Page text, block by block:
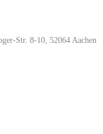
Str. 8-10, 52064 Aachen